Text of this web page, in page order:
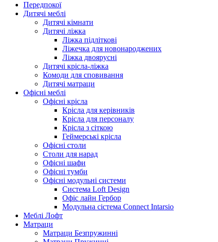
Передпокої
Дитячі меблі
Дитячі кімнати
Дитячі ліжка
Ліжка підліткові
Ліжечка для новонароджених
Ліжка двоярусні
Дитячі крісла-ліжка
Комоди для сповивання
Дитячі матраци
Офісні меблі
Офісні крісла
Крісла для керівників
Крісла для персоналу
Крісла з сіткою
Геймерські крісла
Офісні столи
Столи для нарад
Офісні шафи
Офісні тумби
Офісні модульні системи
Система Loft Design
Офіс лайн Гербор
Модульна сістема Connect Intarsio
Меблі Лофт
Матраци
Матраци Безпружинні